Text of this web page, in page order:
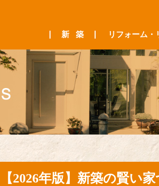
新 築 リフォーム・
【2026年版】新築の賢い